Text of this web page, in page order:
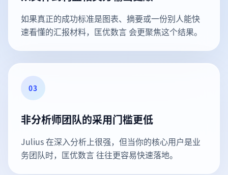
如果真正的成功标准是图表、摘要或一份别人能快
速看懂的汇报材料，匡优数言 会更聚焦这个结果。
03
非分析师团队的采用门槛更低
Julius 在深入分析上很强，但当你的核心用户是业
务团队时，匡优数言 往往更容易快速落地。